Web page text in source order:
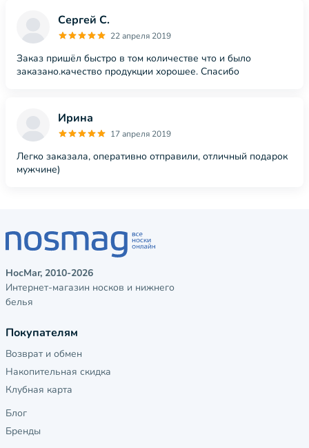
Сергей С.
22 апреля 2019
Заказ пришёл быстро в том количестве что и было
заказано.качество продукции хорошее. Спасибо
Ирина
17 апреля 2019
Легко заказала, оперативно отправили, отличный подарок
мужчине)
НосМаг, 2010-2026
Интернет-магазин носков и нижнего
белья
Покупателям
Возврат и обмен
Накопительная скидка
Клубная карта
Блог
Бренды